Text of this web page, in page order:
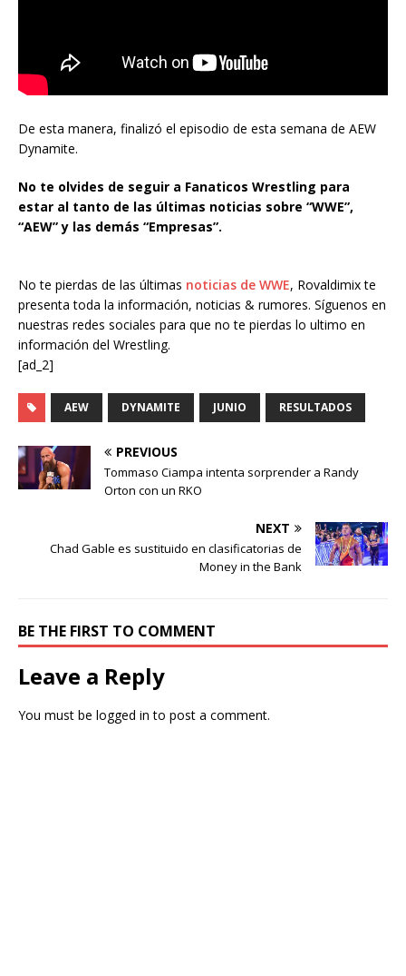
De esta manera, finalizó el episodio de esta semana de AEW
Dynamite.
No te olvides de seguir a Fanaticos Wrestling para
estar al tanto de las últimas noticias sobre “WWE”,
“AEW” y las demás “Empresas”.
No te pierdas de las últimas noticias de WWE, Rovaldimix te
presenta toda la información, noticias & rumores. Síguenos en
nuestras redes sociales para que no te pierdas lo ultimo en
información del Wrestling.
[ad_2]
AEW DYNAMITE JUNIO RESULTADOS
PREVIOUS
Tommaso Ciampa intenta sorprender a Randy
Orton con un RKO
NEXT
Chad Gable es sustituido en clasificatorias de
Money in the Bank
BE THE FIRST TO COMMENT
Leave a Reply
You must be logged in to post a comment.